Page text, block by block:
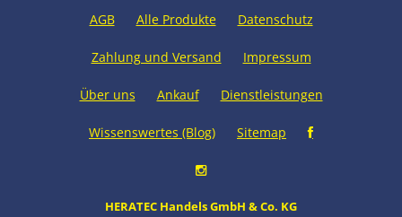
AGB Alle Produkte Datenschutz
Zahlung und Versand Impressum
Über uns Ankauf Dienstleistungen
Wissenswertes (Blog) Sitemap
HERATEC Handels GmbH & Co. KG